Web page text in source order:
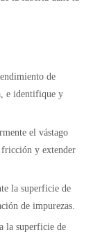
de
e identifique y
el vástago
y extender
la superficie de
de impurezas.
la superficie de